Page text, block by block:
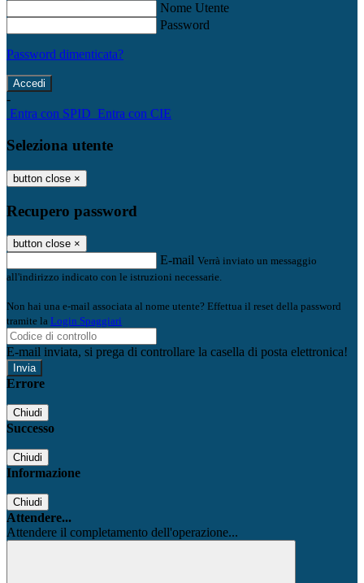
Nome Utente
Password
Password dimenticata?
-
Entra con SPID Entra con CIE
Seleziona utente
button close ×
Recupero password
button close ×
E-mail Verrà inviato un messaggio
all'indirizzo indicato con le istruzioni necessarie.
Non hai una e-mail associata al nome utente? Effettua il reset della password
tramite la Login Spaggiari
E-mail inviata, si prega di controllare la casella di posta elettronica!
Errore
Chiudi
Successo
Chiudi
Informazione
Chiudi
Attendere...
Attendere il completamento dell'operazione...